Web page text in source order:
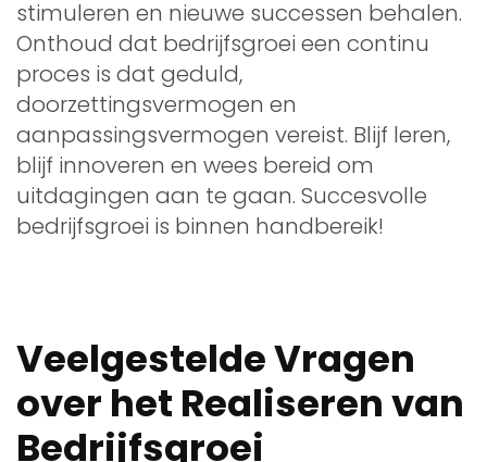
stimuleren en nieuwe successen behalen.
Onthoud dat bedrijfsgroei een continu
proces is dat geduld,
doorzettingsvermogen en
aanpassingsvermogen vereist. Blijf leren,
blijf innoveren en wees bereid om
uitdagingen aan te gaan. Succesvolle
bedrijfsgroei is binnen handbereik!
Veelgestelde Vragen
over het Realiseren van
Bedrijfsgroei